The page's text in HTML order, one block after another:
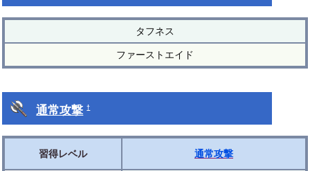
タフネス
ファーストエイド
通常攻撃 †
習得レベル 通常攻撃